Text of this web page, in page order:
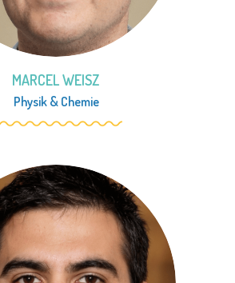
MARCEL WEISZ
Physik& Chemie